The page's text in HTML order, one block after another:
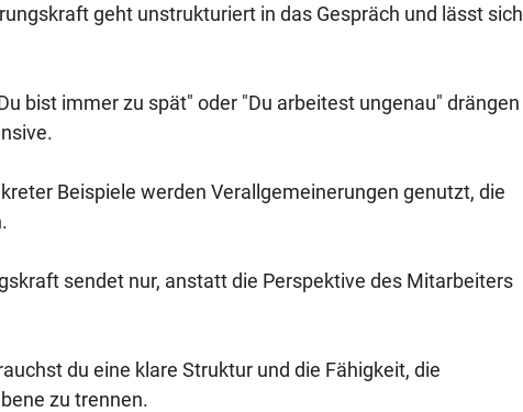
geht unstrukturiert in das Gespräch und lässt sich
bist immer zu spät" oder "Du arbeitest ungenau" drängen
Beispiele werden Verallgemeinerungen genutzt, die
sendet nur, anstatt die Perspektive des Mitarbeiters
du eine klare Struktur und die Fähigkeit, die
zu trennen.